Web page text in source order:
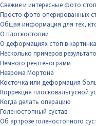
Свежие и интересные фото стоп
Просто фото оперированных
Общая информация для тех,
О плоскостопии
О деформациях стоп в
Несколько примеров
Немного рентгенограмм
Неврома Мортона
Косточка или деформация
Коррекция плосковальгусной
Когда делать операцию
Голеностопный сустав
Об артрозе голеностопного